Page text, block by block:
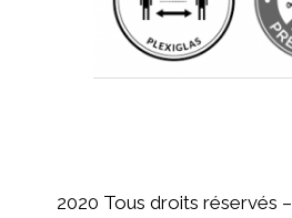
2020 Tous droits réservés –